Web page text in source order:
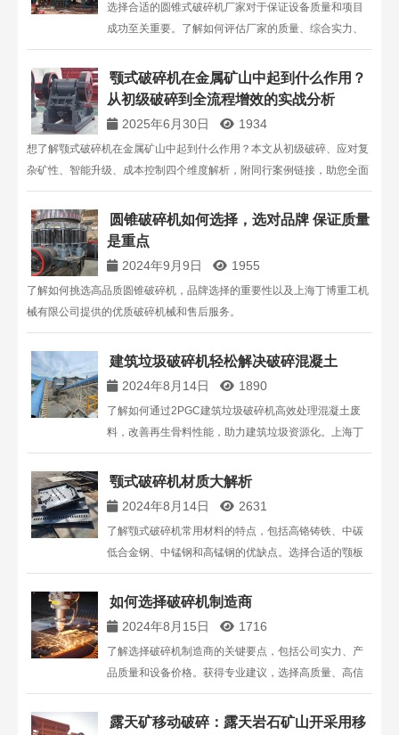
选择合适的圆锥式破碎机厂家对于保证设备质量和项目
成功至关重要。了解如何评估厂家的质量、综合实力、
品牌影响力和客户声誉，确保选择最优质的圆锥破碎机
设备。
颚式破碎机在金属矿山中起到什么作用？
从初级破碎到全流程增效的实战分析
2025年6月30日 1934
想了解颚式破碎机在金属矿山中起到什么作用？本文从初级破碎、应对复
杂矿性、智能升级、成本控制四个维度解析，附同行案例链接，助您全面
掌握其核心作用。
圆锥破碎机如何选择，选对品牌 保证质量
是重点
2024年9月9日 1955
了解如何挑选高品质圆锥破碎机，品牌选择的重要性以及上海丁博重工机
械有限公司提供的优质破碎机械和售后服务。
建筑垃圾破碎机轻松解决破碎混凝土
2024年8月14日 1890
了解如何通过2PGC建筑垃圾破碎机高效处理混凝土废
料，改善再生骨料性能，助力建筑垃圾资源化。上海丁
博重工提供高效、环保的建筑垃圾破碎解决方案。
颚式破碎机材质大解析
2024年8月14日 2631
了解颚式破碎机常用材料的特点，包括高铬铸铁、中碳
低合金钢、中锰钢和高锰钢的优缺点。选择合适的颚板
材料对于提高生产效率和降低维护成本至关重要。上海
丁博重工为您提供专业的破碎机解决方案。
如何选择破碎机制造商
2024年8月15日 1716
了解选择破碎机制造商的关键要点，包括公司实力、产
品质量和设备价格。获得专业建议，选择高质量、高信
誉的破碎机厂家，确保设备性能和性价比。
露天矿移动破碎：露天岩石矿山开采用移